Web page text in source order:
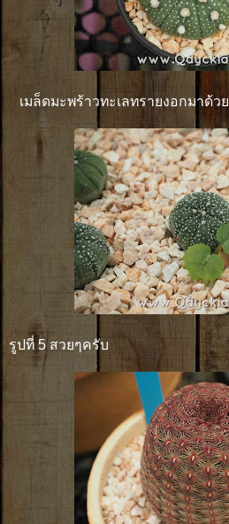
เมล็ดมะพร้าวทะเลทรายงอกมาด้วย
รูปที่ 5 สวยๆครับ